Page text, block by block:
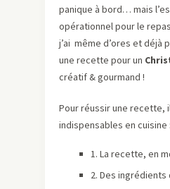
panique à bord… mais
opérationnel pour le
j’ai même d’ores et déjà
une recette pour un
créatif & gourmand !
Pour réussir une recette,
indispensables en cuisine :
1. La recette, en
2. Des ingrédients